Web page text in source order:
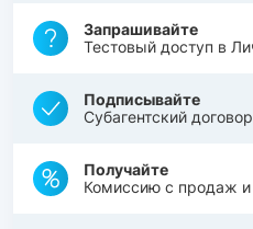
Запрашивайте
Тестовый доступ в
Подписывайте
Субагентский
Получайте
Комиссию с продаж и